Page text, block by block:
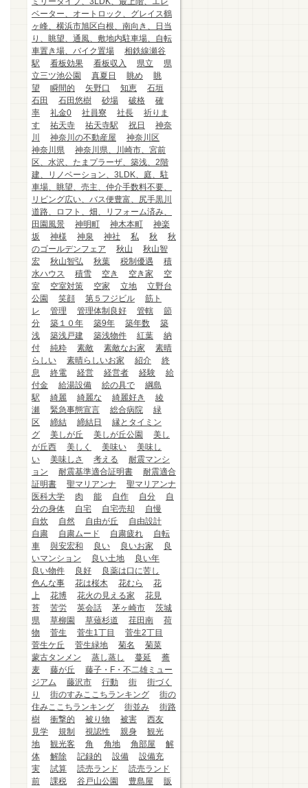
ベーター、オートロック、グレイス鶴
ヶ峰、横浜市旭区白根、南向き、日当
り、眺望、通風、敷地内駐車場、自転
車置き場、バイク置場
相鉄線瀬谷
駅
看板効果 看板収入 県立
県
立三ツ池公園
真夏日 眺め
眺
望
瞬間的 矢野口 知恵
石垣
石田
石田悠樹 砂場 破格
確
率
礼金0 社員寮 社長
祈りま
す
祐天寺 祐天寺駅 祝日
神奈
川
神奈川の不動産屋
神奈川区
神奈川県
神奈川県、川崎市、宮前
区、水沢、たまプラーザ、築浅、2階
建、リノベーション、3LDK、庭、駐
車場、眺望、売主、仲介手数料不要、
リビング広い、バス便豊富、尻手黒川
道路、ロフト、畑、リフォーム済み、
田園風景
神明町 神木本町
神楽
坂
神様 神泉 神社 私 秋
秋
のゴールデンフェア
秋山
秋山智
宏
秋山智弘 秋葉 税制優遇
積
水ハウス
積雪 空き 空き家
空
室
空室対策 空家 立地
立野台
公園
笑顔 第５フジビル
筋ト
レ
管理 管理体制良好 管轄
節
分
築１０年 築9年 築年数
築
浅
築浅戸建 築浅物件 紅葉
納
付
純粋 素敵 素敵なお家
素晴
らしい
素晴らしいお家 紹介
終
息
終電 経営 経営者 経験
給
付金
給湯設備 絵の具で
綱島
駅
綺麗 綺麗な 綺麗好き
綾
瀬
緊急事態宣言 総合病院
緑
区
締結 締結日
縁とタイミン
グ
美しが丘 美しが丘公園
美し
が丘西
美しく 美味い
美味し
い
美味しさ 考える
耐震マンシ
ョン
耐震基準適合証明書
耐震適合
証明書
聖マリアンナ
聖マリアンナ
医科大学
肉 能 自作 自分
自
分の身体
自宅 自宅売却
自慢
自炊
自然 自由が丘
自由設計
自粛
自粛ムード 自粛疲れ
自転
車
與安宏和 良い 良いお家
良
いマンション
良い土地
良い年
良い物件
良好
良薬は口に苦し
色んな事
花は桜木 花むら
花
上
花博 花火の見える家
花見
苔
苦労 英会話 茅ヶ崎市
茨城
県
草柳園 草薙杉道 荏田南
荷
物
菅生 菅生1丁目
菅生2丁目
菅生ケ丘
菅生緑地 菊名
菊菜
蒙古タンメン
蒸し蒸し 蔓延
蕎
麦
藤が丘
藤子・F・不二雄ミュー
ジアム
藤沢市 行動 街
街づく
り
街のすみここちランキング
街の
住みここちランキング
街並み
街路
樹
衝撃的 被り物 被害
西友
見学
規制 視認性 親身
観光
地
観光客 角 角地 角部屋
解
体
解除 記録的 設備
設備充
実
試算 読売ランド
読売ランド
前
課税 谷戸山公園 豊島屋
販